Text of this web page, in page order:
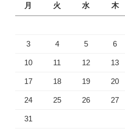
月
火 水 木
3 4 5 6
10 11 12 13
17 18 19 20
24 25 26 27
31